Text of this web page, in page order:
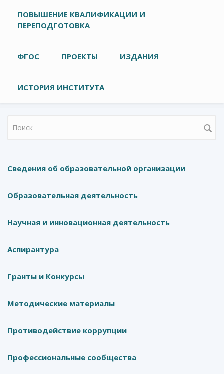
ПОВЫШЕНИЕ КВАЛИФИКАЦИИ И
ПЕРЕПОДГОТОВКА
ФГОС ПРОЕКТЫ ИЗДАНИЯ
ИСТОРИЯ ИНСТИТУТА
Форма поиска
Сведения об образовательной организации
Образовательная деятельность
Научная и инновационная деятельность
Аспирантура
Гранты и Конкурсы
Методические материалы
Противодействие коррупции
Профессиональные сообщества